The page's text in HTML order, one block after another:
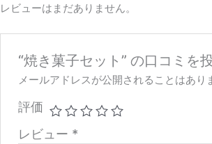
レビューはまだありません。
“焼き菓子セット” の口コミを
メールアドレスが公開されることはあり
評価
レビュー *